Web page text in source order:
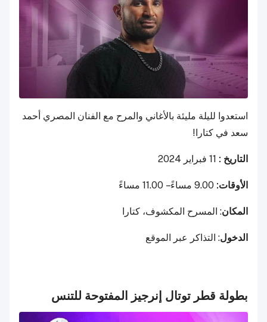
استعدوا لليلة مليئة بالأغاني والمرح مع الفنان المصري أحمد
سعد في كتارا!
التاريخ : 11 فبراير 2024
الأوقات:
المكان: المسرح المكشوف، كتارا
الدخول: التذاكر عبر الموقع
بطولة قطر توتال إنرجيز المفتوحة للتنس